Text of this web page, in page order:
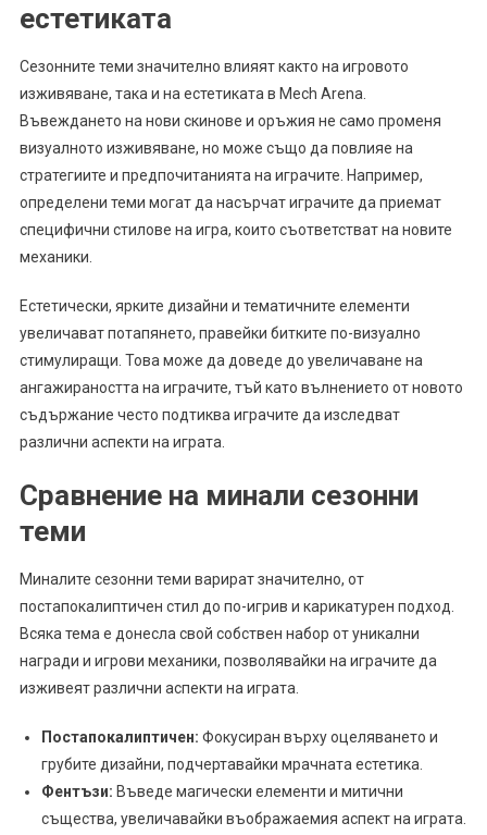
естетиката
Сезонните теми значително влияят както на игровото
изживяване, така и на естетиката в Mech Arena.
Въвеждането на нови скинове и оръжия не само променя
визуалното изживяване, но може също да повлияе на
стратегиите и предпочитанията на играчите. Например,
определени теми могат да насърчат играчите да приемат
специфични стилове на игра, които съответстват на новите
механики.
Естетически, ярките дизайни и тематичните елементи
увеличават потапянето, правейки битките по-визуално
стимулиращи. Това може да доведе до увеличаване на
ангажираността на играчите, тъй като вълнението от новото
съдържание често подтиква играчите да изследват
различни аспекти на играта.
Сравнение на минали сезонни
теми
Миналите сезонни теми варират значително, от
постапокалиптичен стил до по-игрив и карикатурен подход.
Всяка тема е донесла свой собствен набор от уникални
награди и игрови механики, позволявайки на играчите да
изживеят различни аспекти на играта.
Постапокалиптичен: Фокусиран върху оцеляването и
грубите дизайни, подчертавайки мрачната естетика.
Фентъзи: Въведе магически елементи и митични
същества, увеличавайки въображаемия аспект на играта.